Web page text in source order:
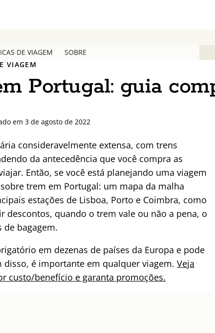
DE VIAGEM SOBRE
VIAGEM
Portugal: guia
em 3 de agosto de 2022
consideravelmente extensa, com trens
da antecedência que você compra as
Então, se você está planejando uma viagem
trem em Portugal: um mapa da malha
estações de Lisboa, Porto e Coimbra, como
descontos, quando o trem vale ou não a pena, o
de bagagem.
em dezenas de países da Europa e pode
é importante em qualquer viagem. Veja
custo/benefício e garanta promoções.